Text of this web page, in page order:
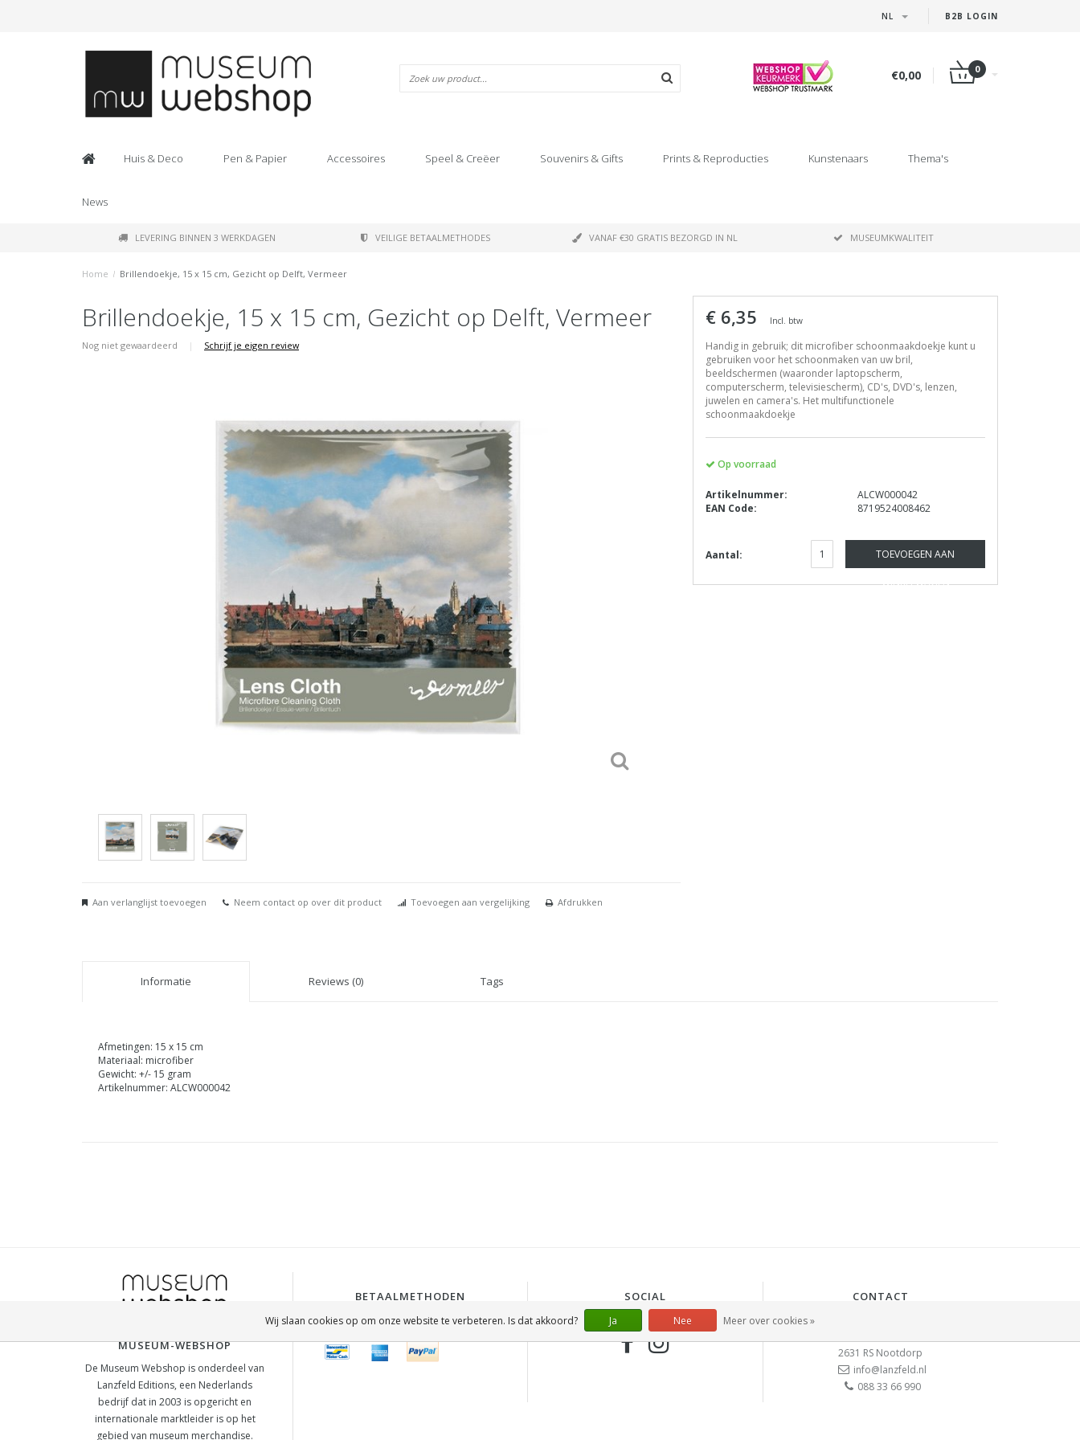
B2B LOGIN
NL
€0,00 0
Huis & Deco Pen & Papier Accessoires Speel & Creëer Souvenirs & Gifts Prints & Reproducties Kunstenaars Thema's
News
LEVERING BINNEN 3 WERKDAGEN VEILIGE BETAALMETHODES VANAF €30 GRATIS BEZORGD IN NL MUSEUMKWALITEIT
Home / Brillendoekje, 15 x 15 cm, Gezicht op Delft, Vermeer
Brillendoekje, 15 x 15 cm, Gezicht op Delft, Vermeer
Nog niet gewaardeerd | Schrijf je eigen review
Aan verlanglijst toevoegen Neem contact op over dit product Toevoegen aan vergelijking Afdrukken
€ 6,35 Incl. btw
Handig in gebruik; dit microfiber schoonmaakdoekje kunt u
gebruiken voor het schoonmaken van uw bril,
beeldschermen (waaronder laptopscherm,
computerscherm, televisiescherm), CD's, DVD's, lenzen,
juwelen en camera's. Het multifunctionele
schoonmaakdoekje
Op voorraad
Artikelnummer:
ALCW000042
EAN Code:
8719524008462
Aantal: TOEVOEGEN AAN
WINKELWAGEN
Informatie Reviews (0) Tags
Afmetingen: 15 x 15 cm
Materiaal: microfiber
Gewicht: +/- 15 gram
Artikelnummer: ALCW000042
MUSEUM-WEBSHOP
De Museum Webshop is onderdeel van
Lanzfeld Editions, een Nederlands
bedrijf dat in 2003 is opgericht en
internationale marktleider is op het
gebied van museum merchandise.
BETAALMETHODEN SOCIAL CONTACT
2631 RS Nootdorp
info@lanzfeld.nl
088 33 66 990
Wij slaan cookies op om onze website te verbeteren. Is dat akkoord? Ja Nee Meer over cookies »